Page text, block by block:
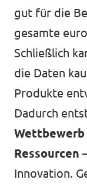
gut für die
gesamte
Schließlich
die Daten
Produkte
Dadurch
Ressourcen
Innovation.